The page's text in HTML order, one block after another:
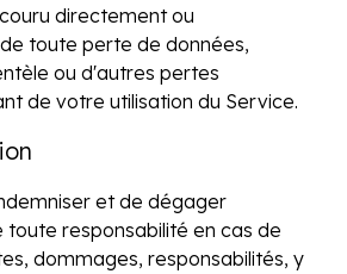
directement ou
toute perte de données,
ou d'autres pertes
de votre utilisation du Service.
et de dégager
responsabilité en cas de
dommages, responsabilités, y